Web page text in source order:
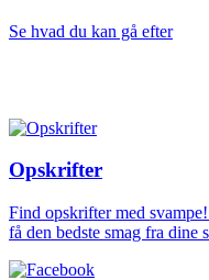
Se hvad du kan gå efter
Opskrifter
Find opskrifter med
få den bedste smag fra dine